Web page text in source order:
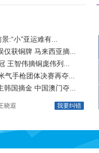
:“小”亚运难有...
获铜牌 马来西亚摘...
王智伟摘铜庞伟列...
气手枪团体决赛再夺...
国摘金 中国澳门夺...
我要纠错
晓遐